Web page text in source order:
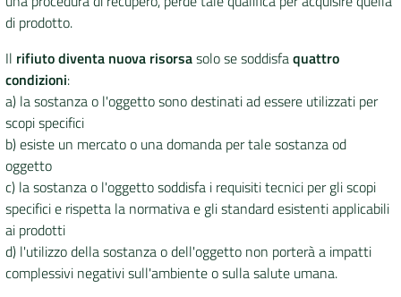
AMBIENTALI
Seguici
su
di prodotto.
Il rifiuto diventa nuova risorsasolo se soddisfaquattro
condizioni:
a) la sostanza o l'oggetto sono destinati ad essere utilizzati per
scopi specifici
b) esiste un mercato o una domanda per tale sostanza od
oggetto
c) la sostanza o l'oggetto soddisfa i requisiti tecnici per gli scopi
specifici e rispetta la normativa e gli standard esistenti applicabili
ai prodotti
d) l'utilizzo della sostanza o dell'oggetto non porterà a impatti
complessivi negativi sull'ambiente o sulla salute umana.